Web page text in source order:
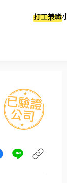
打工兼職